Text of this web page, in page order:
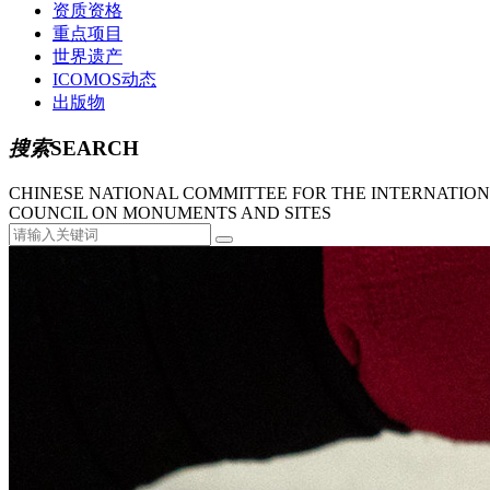
资质资格
重点项目
世界遗产
ICOMOS动态
出版物
搜索SEARCH
CHINESE NATIONAL COMMITTEE FOR THE
COUNCIL ON MONUMENTS AND SITES